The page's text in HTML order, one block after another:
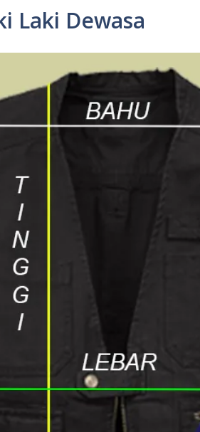
Laki Dewasa